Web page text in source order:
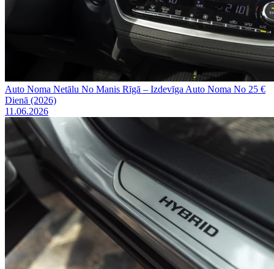
Auto Noma Netālu No Manis Rīgā – Izdevīga Auto Noma No 25 €
Dienā (2026)
11.06.2026